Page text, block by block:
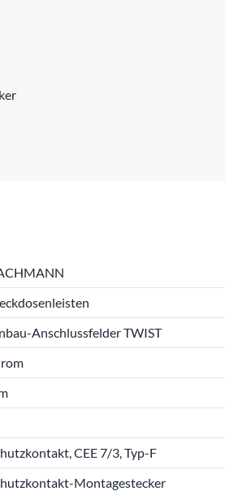
Anschlussfelder TWIST
CEE 7/3, Typ-F
Montagestecker